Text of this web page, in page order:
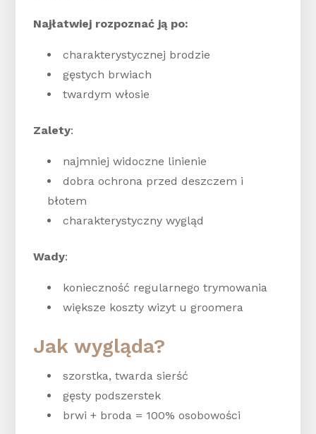
Najłatwiej rozpoznać ją po:
charakterystycznej brodzie
gęstych brwiach
twardym włosie
Zalety:
najmniej widoczne linienie
dobra ochrona przed deszczem i
błotem
charakterystyczny wygląd
Wady:
konieczność regularnego trymowania
większe koszty wizyt u groomera
Jak wygląda?
szorstka, twarda sierść
gęsty podszerstek
brwi + broda = 100% osobowości